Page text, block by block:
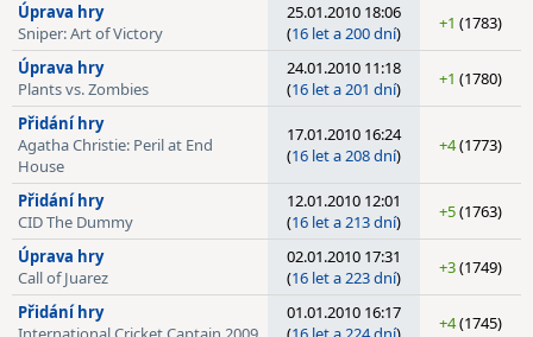
Úprava hry
Sniper: Art of Victory
25.01.2010 18:06
(16 let a 200 dní) +1 (1783)
Úprava hry
Plants vs. Zombies
24.01.2010 11:18
(16 let a 201 dní) +1 (1780)
Přidání hry
Agatha Christie: Peril at End
House
17.01.2010 16:24
(16 let a 208 dní) +4(1773)
Přidání hry
CID The Dummy
12.01.2010 12:01
(16 let a 213 dní) +5(1763)
Úprava hry
Call of Juarez
02.01.2010 17:31
(16 let a 223 dní) +3(1749)
Přidání hry
01.01.2010 16:17
+4(1745)